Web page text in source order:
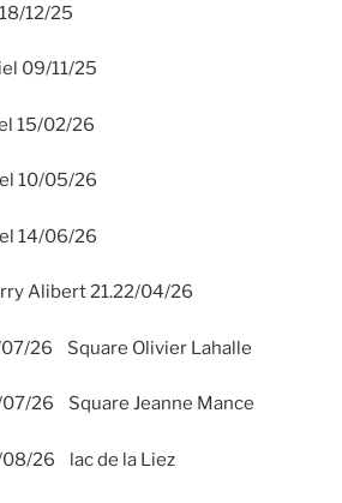
12/25
09/11/25
15/02/26
10/05/26
14/06/26
Alibert 21.22/04/26
26 Square Olivier Lahalle
26 Square Jeanne Mance
08/26 lac de la Liez